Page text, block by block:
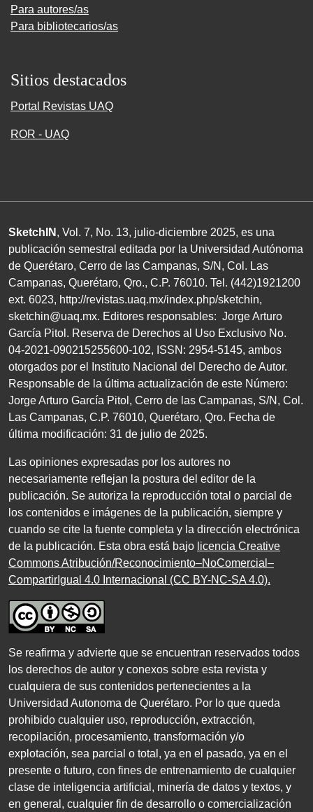
Para autores/as
Para bibliotecarios/as
Sitios destacados
Portal Revistas UAQ
ROR - UAQ
SketchIN , Vol. 7, No. 13, julio-diciembre 2025, es una
publicación semestral editada por la Universidad Autónoma
de Querétaro, Cerro de las Campanas, S/N , Col. Las
Campanas, Querétaro, Qro., C.P. 76010. Tel. (442)1921200
ext. 6023, http://revistas.uaq.mx/index.php/sketchin,
sketchin@uaq.mx. Editores responsables: Jorge Arturo
García Pitol. Reserva de Derechos al Uso Exclusivo No.
04-2021-090215255600-102, ISSN : 2954-5145, ambos
otorgados por el Instituto Nacional del Derecho de Autor.
Responsable de la última actualización de este Número:
Jorge Arturo García Pitol, Cerro de las Campanas, S/N , Col.
Las Campanas, C.P. 76010, Querétaro, Qro. Fecha de
última modificación: 31 de julio de 2025.
Las opiniones expresadas por los autores no
necesariamente reflejan la postura del editor de la
publicación. Se autoriza la reproducción total o parcial de
los contenidos e imágenes de la publicación, siempre y
cuando se cite la fuente completa y la dirección electrónica
de la publicación. Esta obra está bajo licencia Creative
Commons Atribución/Reconocimiento–NoComercial–
CompartirIgual 4.0 Internacional (CC BY-NC-SA 4.0).
Se reafirma y advierte que se encuentran reservados todos
los derechos de autor y conexos sobre esta revista y
cualquiera de sus contenidos pertenecientes a la
Universidad Autonoma de Querétaro. Por lo que queda
prohibido cualquier uso, reproducción, extracción,
recopilación, procesamiento, transformación y/o
explotación, sea parcial o total, ya en el pasado, ya en el
presente o futuro, con fines de entrenamiento de cualquier
clase de inteligencia artificial, minería de datos y textos, y
en general, cualquier fin de desarrollo o comercialización